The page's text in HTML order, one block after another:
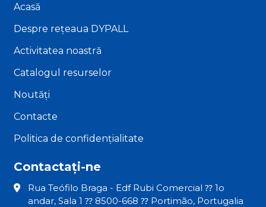
Acasă
Despre rețeaua DYPALL
Activitatea noastră
Catalogul resurselor
Noutăți
Contacte
Politica de confidențialitate
Contactați-ne
Rua Teófilo Braga - Edf Rubi Comercial ⁇ 1o
andar, Sala 1 ⁇ 8500-668 ⁇ Portimão, Portugalia